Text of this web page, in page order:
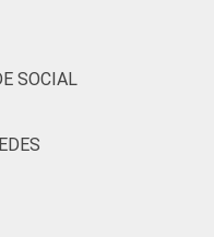
SOCIAL